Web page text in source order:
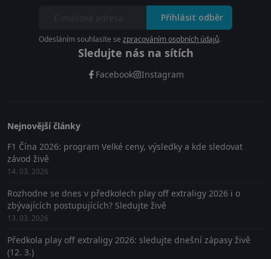
Přihlásit odběr
Odesláním souhlasíte se zpracováním osobních údajů.
Sledujte nás na sítích
Facebook Instagram
Nejnovější články
F1 Čína 2026: program Velké ceny, výsledky a kde sledovat
závod živě
14. 03. 2026
Rozhodne se dnes v předkolech play off extraligy 2026 i o
zbývajících postupujících? Sledujte živě
13. 03. 2026
Předkola play off extraligy 2026: sledujte dnešní zápasy živě
(12. 3.)